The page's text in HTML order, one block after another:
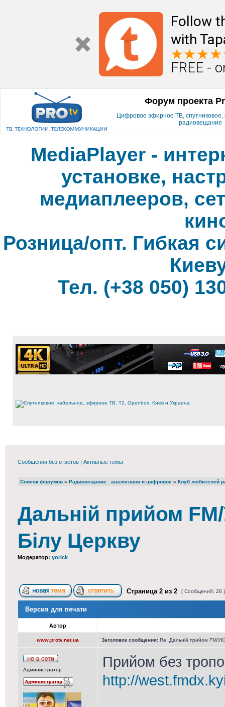
Follow
with
FREE -
Форум проекта
Цифровое эфирное ТВ, спутниковое,
радиовещание
MediaPlayer -
установке,
медиаплееров,
Розница/опт. Гибкая
Тел. (+38 050)
Сообщения без ответов | Активные темы
Список форумов » Радиовещание : аналоговои и цифровое » Клуб любителей
Дальній прийом
Білу Церкву
Модератор: yorick
Страница 2 из 2 [ Сообщений: 28
Версия для печати
Автор
www.protv.net.ua Заголовок сообщения: Re: Дальній прийом FM/
Администратор
Прийом без
http://